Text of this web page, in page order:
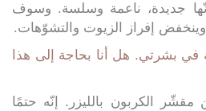
جديدة، ناعمة وسلسة. وسوف
إفراز الزيوت والتشوّهات.
في بشرتي. هل أنا بحاجة إلى هذا
الكربون بالليزر. إنّه حتمًا